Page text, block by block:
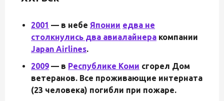
2001 — в небе Японии едва не
столкнулись два авиалайнера компании
Japan Airlines.
2009 — в Республике Коми сгорел Дом
ветеранов. Все проживающие интерната
(23 человека) погибли при пожаре.